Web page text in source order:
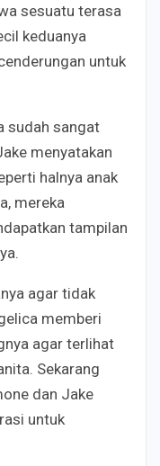
sesuatu terasa
keduanya
untuk
sudah sangat
menyatakan
halnya anak
mereka
tampilan
agar tidak
memberi
agar terlihat
Sekarang
dan Jake
untuk